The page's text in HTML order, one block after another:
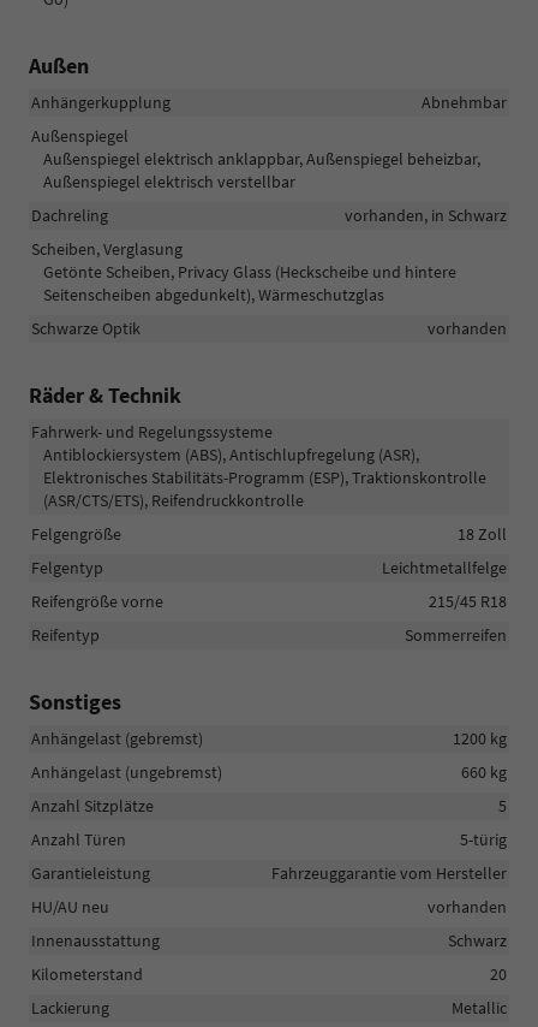
Außen
Anhängerkupplung
Abnehmbar
Außenspiegel
Außenspiegel elektrisch anklappbar, Außenspiegel beheizbar,
Außenspiegel elektrisch verstellbar
Dachreling
vorhanden, in Schwarz
Scheiben, Verglasung
Getönte Scheiben, Privacy Glass (Heckscheibe und hintere
Seitenscheiben abgedunkelt), Wärmeschutzglas
Schwarze Optik
vorhanden
Räder & Technik
Fahrwerk- und Regelungssysteme
Antiblockiersystem (ABS), Antischlupfregelung (ASR),
Elektronisches Stabilitäts-Programm (ESP), Traktionskontrolle
(ASR/CTS/ETS), Reifendruckkontrolle
Felgengröße
18 Zoll
Felgentyp
Leichtmetallfelge
Reifengröße vorne
215/45 R18
Reifentyp
Sommerreifen
Sonstiges
Anhängelast (gebremst)
1200 kg
Anhängelast (ungebremst)
660 kg
Anzahl Sitzplätze
5
Anzahl Türen
5-türig
Garantieleistung
Fahrzeuggarantie vom Hersteller
HU/AU neu
vorhanden
Innenausstattung
Schwarz
Kilometerstand
20
Lackierung
Metallic